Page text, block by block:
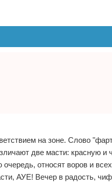
на зоне. Слово
две масти: красную и
относят воров и
АУЕ! Вечер в радость,